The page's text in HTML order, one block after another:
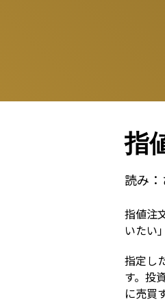
指
読み：
指値注
いたい
指定し
す。投
に売買